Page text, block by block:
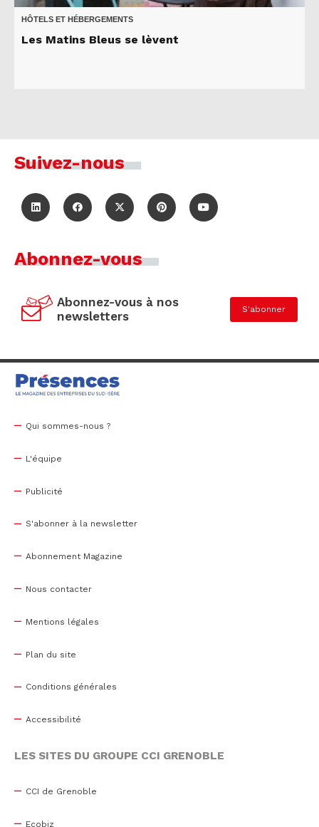
HÔTELS ET HÉBERGEMENTS
Les Matins Bleus se lèvent
Suivez-nous
Abonnez-vous
Abonnez-vous à nos
newsletters
S'abonner
Qui sommes-nous ?
L'équipe
Publicité
S'abonner à la newsletter
Abonnement Magazine
Nous contacter
Mentions légales
Plan du site
Conditions générales
Accessibilité
LES SITES DU GROUPE CCI GRENOBLE
CCI de Grenoble
Ecobiz